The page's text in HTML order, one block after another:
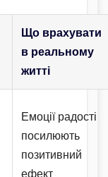
Що врахувати
в реальному
житті
Емоції радості
посилюють
позитивний
ефект